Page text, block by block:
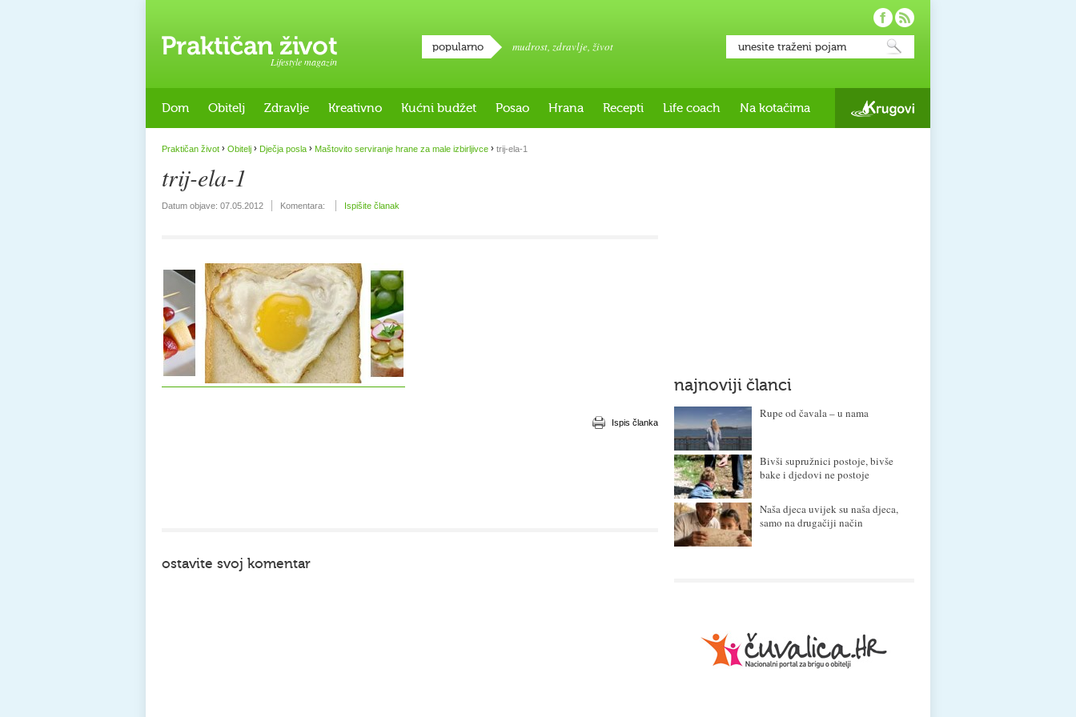
Lifestyle magazin
popularno mudrost, zdravlje, život
Dom Obitelj Zdravlje Kreativno Kućni budžet Posao Hrana Recepti Life coach Na kotačima
Praktičan život › Obitelj › Dječja posla › Maštovito serviranje hrane za male izbirljivce › trij-ela-1
trij-ela-1
Datum objave: 07.05.2012 Komentara: Ispišite članak
Ispis članka
ostavite svoj komentar
najnoviji članci
Rupe od čavala – u nama
Bivši supružnici postoje, bivše
bake i djedovi ne postoje
Naša djeca uvijek su naša djeca,
samo na drugačiji način